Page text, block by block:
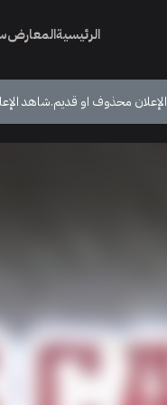
الرئيسيةالمعارض
الإعلان محذوف او قديم.شاهد